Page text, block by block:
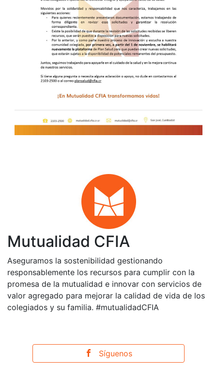
Mutualidad CFIA
Aseguramos la sostenibilidad gestionando
responsablemente los recursos para cumplir con la
promesa de la mutualidad e innovar con servicios de
valor agregado para mejorar la calidad de vida de los
colegiados y su familia. #mutualidadCFIA
Síguenos